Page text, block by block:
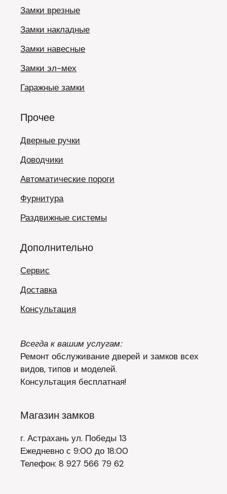
Замки врезные
Замки накладные
Замки навесные
Замки эл-мех
Гаражные замки
Прочее
Дверные ручки
Доводчики
Автоматические пороги
Фурнитура
Раздвижные системы
Дополнительно
Сервис
Доставка
Консультация
Всегда к вашим услугам:
Ремонт обслуживание дверей и замков всех
видов, типов и моделей.
Консультация бесплатная!
Магазин замков
г. Астрахань ул. Победы 13
Ежедневно с 9:00 до 18:00
Телефон: 8 927 566 79 62